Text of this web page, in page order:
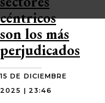
céntricos
son los más
perjudicados
15 DE DICIEMBRE
2025 | 23:46